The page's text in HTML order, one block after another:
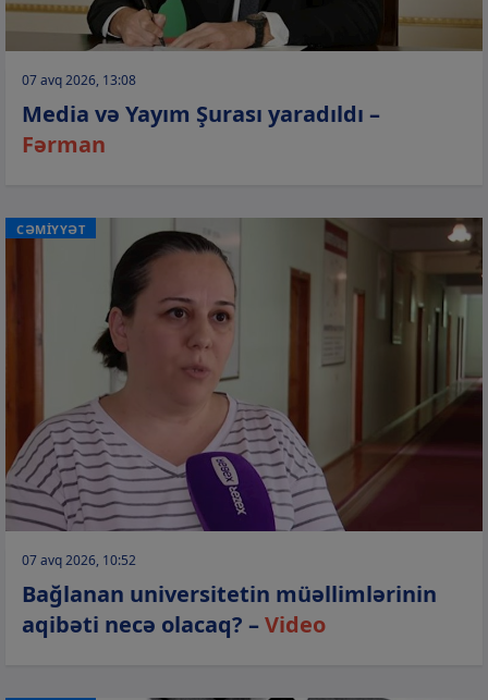
07 avq 2026, 13:08
Media və Yayım Şurası yaradıldı –
Fərman
CƏMİYYƏT
07 avq 2026, 10:52
Bağlanan universitetin müəllimlərinin
aqibəti necə olacaq? –Video